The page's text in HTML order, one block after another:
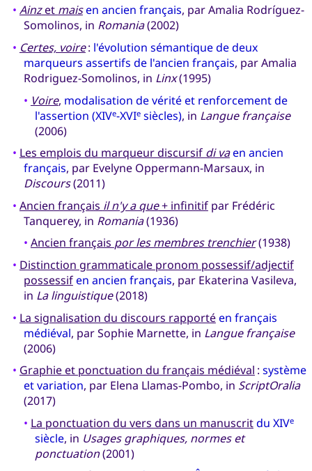
• Ainzet maisen ancien français, par Amalia Rodríguez-
Somolinos, in Romania(2002)
• Certes, voire: l'évolution sémantique de deux
marqueurs assertifs de l'ancien français, par Amalia
Rodriguez-Somolinos, in Linx(1995)
• Voire, modalisation de vérité et renforcement de
l'assertion (XIVe-XVIesiècles), in Langue française
(2006)
• Les emplois du marqueur discursif di vaen ancien
français, par Evelyne Oppermann-Marsaux, in
Discours(2011)
• Ancien français il n'y a que+ infinitifpar Frédéric
Tanquerey, in Romania(1936)
• Ancien français por les membres trenchier(1938)
• Distinction grammaticale pronom possessif/adjectif
possessifen ancien français, par Ekaterina Vasileva,
in La linguistique(2018)
• La signalisation du discours rapportéen français
médiéval, par Sophie Marnette, in Langue française
(2006)
• Graphie et ponctuation du français médiéval : système
et variation, par Elena Llamas-Pombo, in ScriptOralia
(2017)
• La ponctuation du vers dans un manuscritdu XIVe
siècle, in Usages graphiques, normes et
ponctuation(2001)